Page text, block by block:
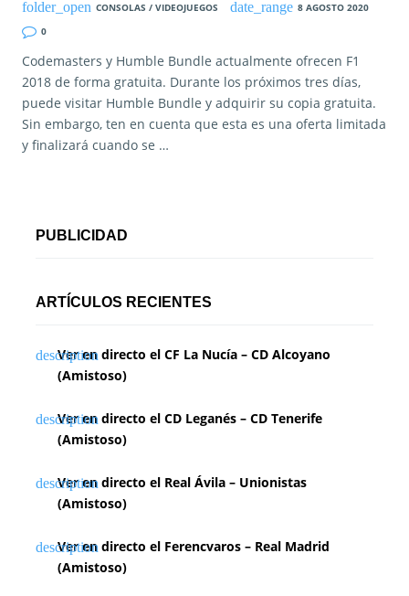
CONSOLAS / VIDEOJUEGOS
8 AGOSTO 2020
0
Codemasters y Humble Bundle actualmente ofrecen F1
2018 de forma gratuita. Durante los próximos tres días,
puede visitar Humble Bundle y adquirir su copia gratuita.
Sin embargo, ten en cuenta que esta es una oferta limitada
y finalizará cuando se …
PUBLICIDAD
ARTÍCULOS RECIENTES
Ver en directo el CF La Nucía – CD Alcoyano
(Amistoso)
Ver en directo el CD Leganés – CD Tenerife
(Amistoso)
Ver en directo el Real Ávila – Unionistas
(Amistoso)
Ver en directo el Ferencvaros – Real Madrid
(Amistoso)